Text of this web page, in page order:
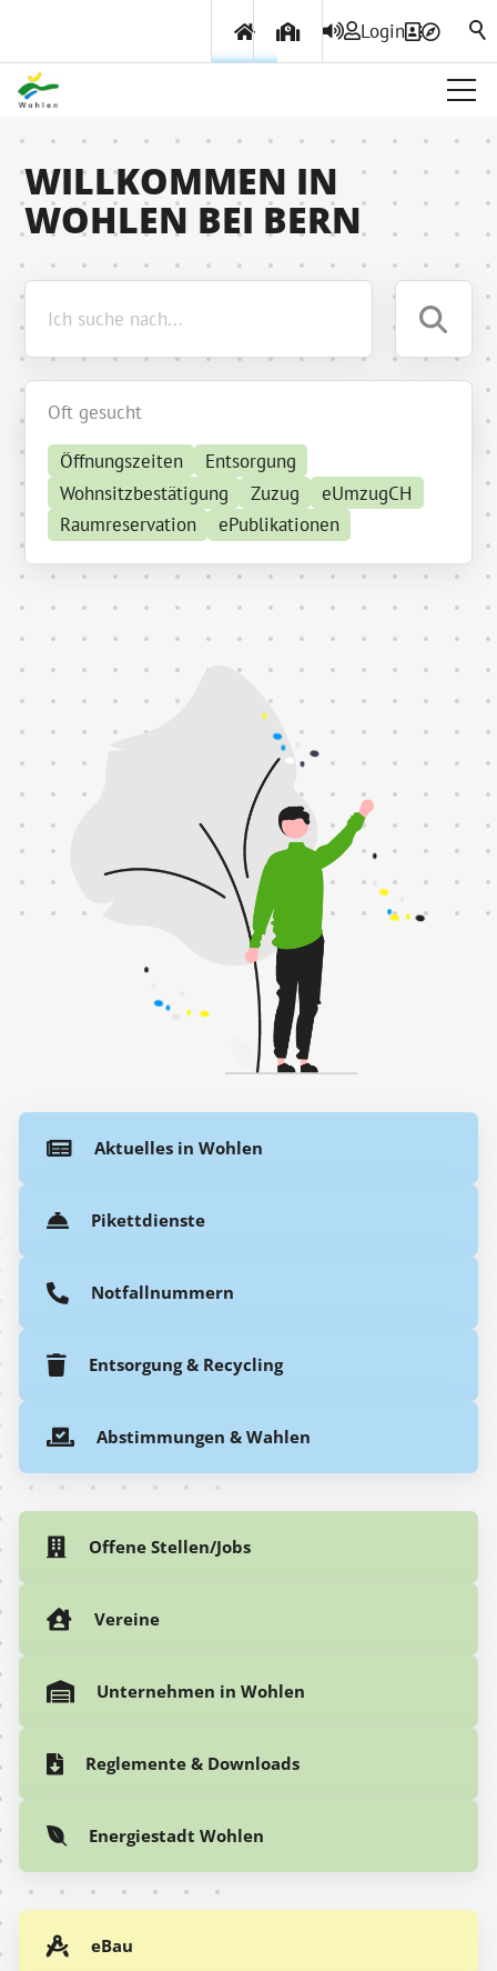
Login
Über Wohlen
Politik & Verwaltung
Themen & Services
WILLKOMMEN IN
WOHLEN BEI BERN
Oft gesucht
Öffnungszeiten
Entsorgung
Wohnsitzbestätigung
Zuzug
eUmzugCH
Raumreservation
ePublikationen
Aktuelles in Wohlen
Pikettdienste
Notfallnummern
Entsorgung & Recycling
Abstimmungen & Wahlen
Offene Stellen/Jobs
Vereine
Unternehmen in Wohlen
Reglemente & Downloads
Energiestadt Wohlen
eBau